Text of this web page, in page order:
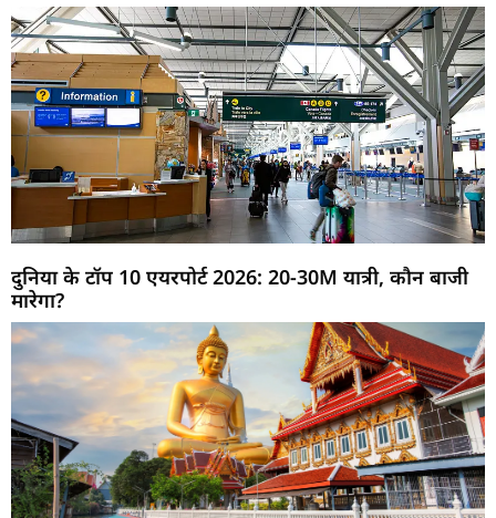
दुनिया के टॉप 10 एयरपोर्ट 2026: 20-30M यात्री, कौन बाजी
मारेगा?